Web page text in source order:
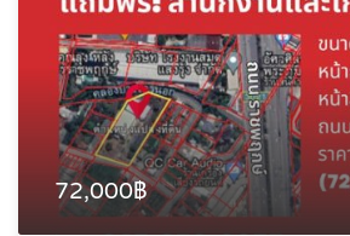
72,000฿